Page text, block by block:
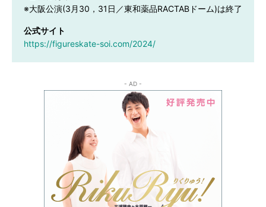
※大阪公演(3月30，31日／東和薬品RACTABドーム)は終了
公式サイト
https://figureskate-soi.com/2024/
- AD -